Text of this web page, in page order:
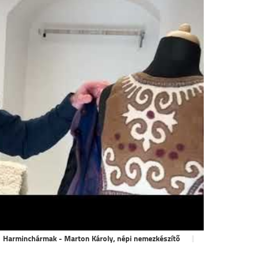
Harminchármak - Marton Károly, népi nemezkészítő